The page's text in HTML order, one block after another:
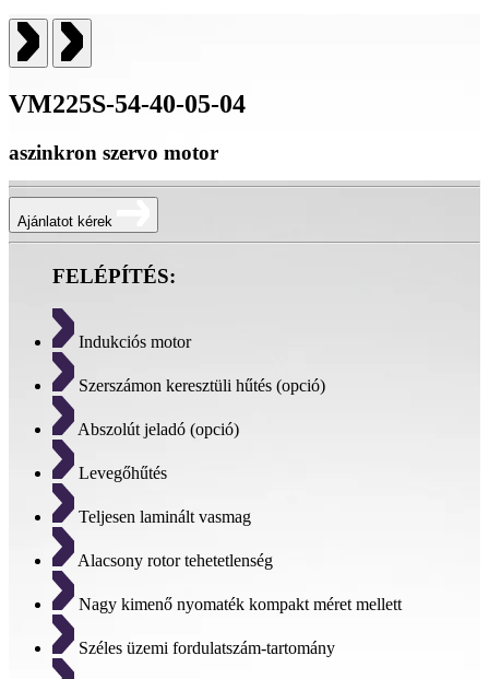
VM225S-54-40-05-04
aszinkron szervo motor
Ajánlatot kérek
FELÉPÍTÉS:
Indukciós motor
Szerszámon keresztüli hűtés (opció)
Abszolút jeladó (opció)
Levegőhűtés
Teljesen laminált vasmag
Alacsony rotor tehetetlenség
Nagy kimenő nyomaték kompakt méret mellett
Széles üzemi fordulatszám-tartomány